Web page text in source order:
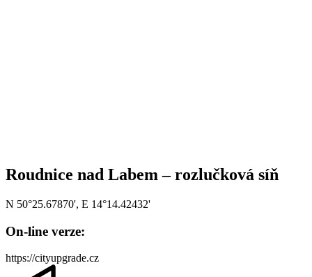
Roudnice nad Labem – rozlučková síň
N 50°25.67870', E 14°14.42432'
On-line verze:
https://cityupgrade.cz